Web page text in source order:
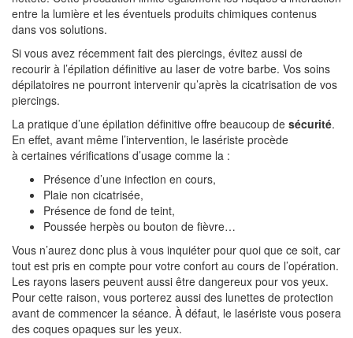
entre la lumière et les éventuels produits chimiques contenus
dans vos solutions.
Si vous avez récemment fait des piercings, évitez aussi de
recourir à l’épilation définitive au laser de votre barbe. Vos soins
dépilatoires ne pourront intervenir qu’après la cicatrisation de vos
piercings.
La pratique d’une épilation définitive offre beaucoup de sécurité.
En effet, avant même l’intervention, le lasériste procède
à certaines vérifications d’usage comme la :
Présence d’une infection en cours,
Plaie non cicatrisée,
Présence de fond de teint,
Poussée herpès ou bouton de fièvre…
Vous n’aurez donc plus à vous inquiéter pour quoi que ce soit, car
tout est pris en compte pour votre confort au cours de l’opération.
Les rayons lasers peuvent aussi être dangereux pour vos yeux.
Pour cette raison, vous porterez aussi des lunettes de protection
avant de commencer la séance. À défaut, le lasériste vous posera
des coques opaques sur les yeux.